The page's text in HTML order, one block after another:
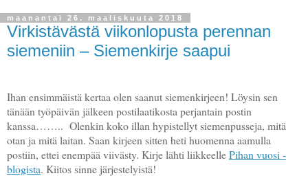
maanantai 26. maaliskuuta 2018
Virkistävästä viikonlopusta perennan
siemeniin – Siemenkirje saapui
Ihan ensimmäistä kertaa olen saanut siemenkirjeen! Löysin sen
tänään työpäivän jälkeen postilaatikosta perjantain postin
kanssa…….. Olenkin koko illan hypistellyt siemenpusseja, mitä
otan ja mitä laitan. Saan kirjeen sitten heti huomenna aamulla
postiin, ettei enempää viivästy. Kirje lähti liikkeellePihan vuosi -
blogista. Kiitos sinne järjestelyistä!